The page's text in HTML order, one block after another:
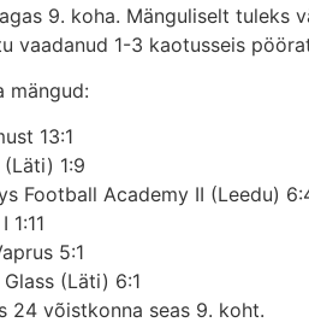
9. koha. Mänguliselt tuleks
vaadanud 1-3 kaotusseis
mängud:
13:1
1:9
Football Academy II (Leedu)
1:11
5:1
(Läti) 6:1
24 võistkonna seas 9. koht.